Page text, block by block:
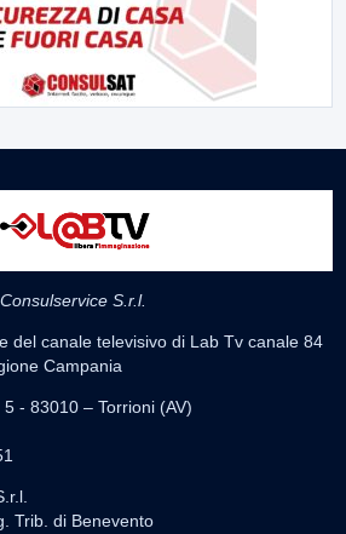
S.r.l.
del canale televisivo di Lab Tv canale 84
Campania
- 83010 – Torrioni (AV)
Trib. di Benevento